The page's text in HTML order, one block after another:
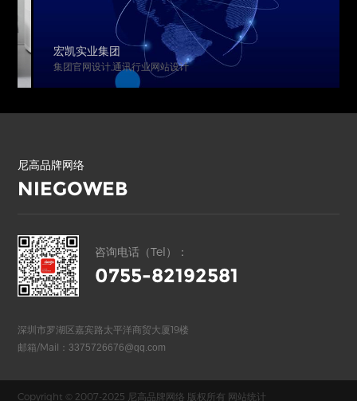
宏凯实业集团
集团官网设计,通讯行业网站设计
尼高品牌网络
NIEGOWEB
咨询电话（Tel）：
0755-82192581
深圳市罗湖区嘉宾路太平洋商贸大厦19楼
邮箱/Mail： 3375726676@qq.com
Copyright © 2007-2025 尼高品牌网络 版权所有 网站统计